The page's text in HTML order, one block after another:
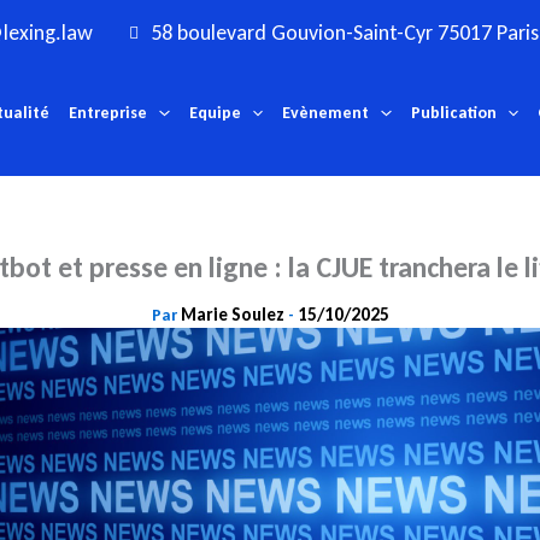
58 boulevard Gouvion-Saint-Cyr 75017 Paris
Entreprise Equipe Evènement Publication
et presse en ligne : la CJUE tranchera le
Par Marie Soulez - 15/10/2025